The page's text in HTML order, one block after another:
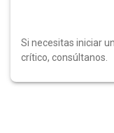
Si necesitas iniciar
crítico, consúltanos.